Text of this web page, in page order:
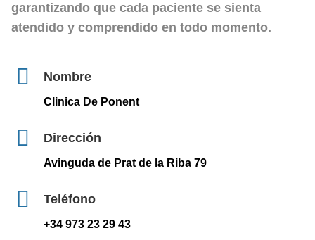
garantizando que cada paciente se sienta
atendido y comprendido en todo momento.
Nombre
Clinica De Ponent
Dirección
Avinguda de Prat de la Riba 79
Teléfono
+34 973 23 29 43